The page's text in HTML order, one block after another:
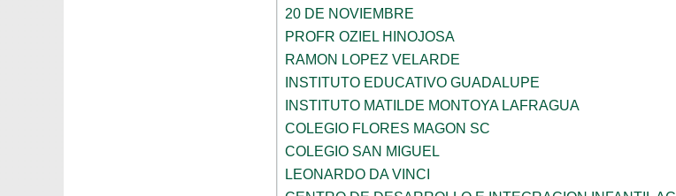
20 DE NOVIEMBRE
PROFR OZIEL HINOJOSA
RAMON LOPEZ VELARDE
INSTITUTO EDUCATIVO GUADALUPE
INSTITUTO MATILDE MONTOYA LAFRAGUA
COLEGIO FLORES MAGON SC
COLEGIO SAN MIGUEL
LEONARDO DA VINCI